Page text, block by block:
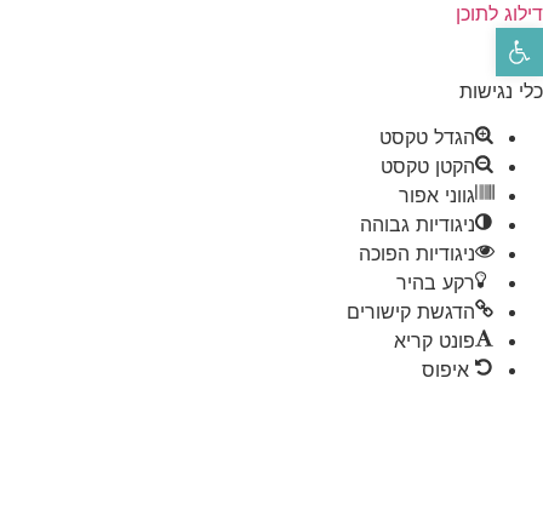
לתוכן
פתח סרגל נגישות
נגישות
הגדל טקסט
הקטן טקסט
גווני אפור
ניגודיות גבוהה
ניגודיות הפוכה
רקע בהיר
הדגשת קישורים
פונט קריא
איפוס